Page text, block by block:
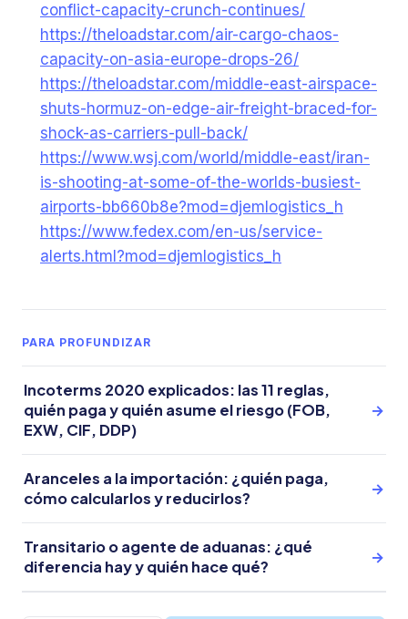
conflict-capacity-crunch-continues/
https://theloadstar.com/air-cargo-chaos-
capacity-on-asia-europe-drops-26/
https://theloadstar.com/middle-east-airspace-
shuts-hormuz-on-edge-air-freight-braced-for-
shock-as-carriers-pull-back/
https://www.wsj.com/world/middle-east/iran-
is-shooting-at-some-of-the-worlds-busiest-
airports-bb660b8e?mod=djemlogistics_h
https://www.fedex.com/en-us/service-
alerts.html?mod=djemlogistics_h
PARA PROFUNDIZAR
Incoterms 2020 explicados: las 11 reglas,
quién paga y quién asume el riesgo (FOB,
EXW, CIF, DDP)
→
Aranceles a la importación: ¿quién paga,
cómo calcularlos y reducirlos?
→
Transitario o agente de aduanas: ¿qué
diferencia hay y quién hace qué?
→